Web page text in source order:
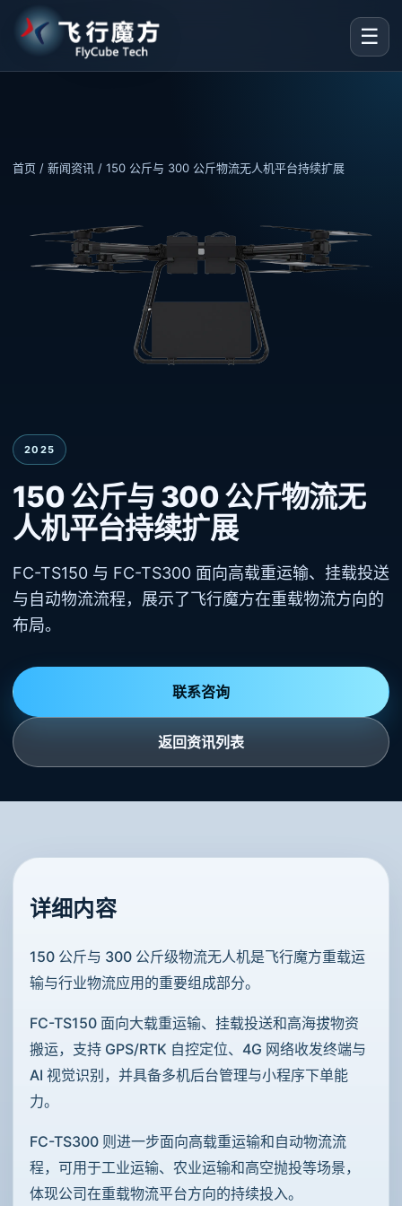
☰
首页 / 新闻资讯 / 150 公斤与 300 公斤物流无人机平台持续扩展
2025
150 公斤与 300 公斤物流无
人机平台持续扩展
FC-TS150 与 FC-TS300 面向高载重运输、挂载投送
与自动物流流程，展示了飞行魔方在重载物流方向的
布局。
联系咨询
返回资讯列表
详细内容
150 公斤与 300 公斤级物流无人机是飞行魔方重载运
输与行业物流应用的重要组成部分。
FC-TS150 面向大载重运输、挂载投送和高海拔物资
搬运，支持 GPS/RTK 自控定位、4G 网络收发终端与
AI 视觉识别，并具备多机后台管理与小程序下单能
力。
FC-TS300 则进一步面向高载重运输和自动物流流
程，可用于工业运输、农业运输和高空抛投等场景，
体现公司在重载物流平台方向的持续投入。